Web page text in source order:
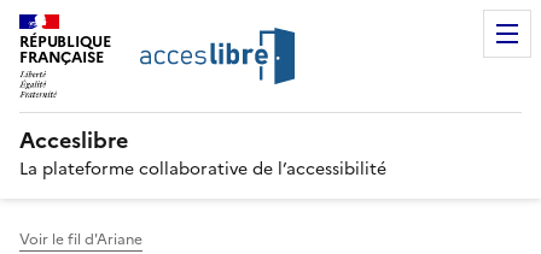
RÉPUBLIQUE
FRANÇAISE
Acceslibre
La plateforme collaborative de l’accessibilité
Voir le fil d'Ariane